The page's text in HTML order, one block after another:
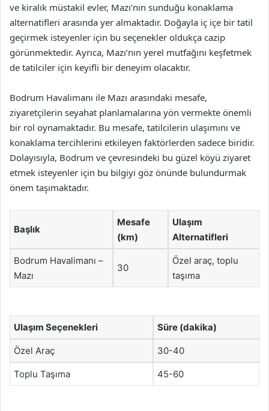
ve kiralık müstakil evler, Mazı’nın sunduğu konaklama
alternatifleri arasında yer almaktadır. Doğayla iç içe bir tatil
geçirmek isteyenler için bu seçenekler oldukça cazip
görünmektedir. Ayrıca, Mazı’nın yerel mutfağını keşfetmek
de tatilciler için keyifli bir deneyim olacaktır.
Bodrum Havalimanı ile Mazı arasındaki mesafe,
ziyaretçilerin seyahat planlamalarına yön vermekte önemli
bir rol oynamaktadır. Bu mesafe, tatilcilerin ulaşımını ve
konaklama tercihlerini etkileyen faktörlerden sadece biridir.
Dolayısıyla, Bodrum ve çevresindeki bu güzel köyü ziyaret
etmek isteyenler için bu bilgiyi göz önünde bulundurmak
önem taşımaktadır.
Başlık
Mesafe
(km)
Ulaşım
Alternatifleri
Bodrum Havalimanı –
Mazı
30
Özel araç, toplu
taşıma
Ulaşım Seçenekleri Süre (dakika)
Özel Araç 30-40
Toplu Taşıma 45-60